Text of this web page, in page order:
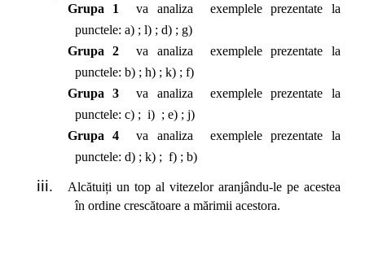
Grupa 1
va analiza exemplele prezentate la
punctele: a) ; l) ; d) ; g)
Grupa 2 va analiza exemplele prezentate la
punctele: b) ; h) ; k) ; f)
Grupa 3 va analiza exemplele prezentate la
punctele: c) ; i) ; e) ; j)
Grupa 4 va analiza exemplele prezentate la
punctele: d) ; k) ; f) ; b)
Alcătuiți un top al vitezelor aranjându-le pe acestea
în ordine crescătoare a mărimii acestora.